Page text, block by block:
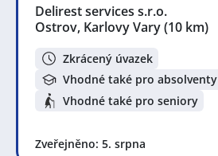
Delirest services s.r.o.
Ostrov, Karlovy Vary(10 km)
Zkrácený úvazek
Vhodné také pro absolventy
Vhodné také pro seniory
Zveřejněno: 5. srpna